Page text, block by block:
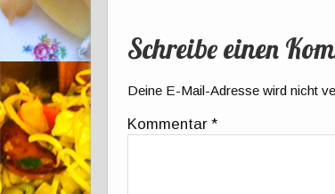
Schreibe einen
Deine E-Mail-Adresse wird nicht
Kommentar*